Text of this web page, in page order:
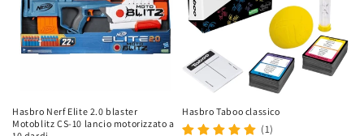
Hasbro Nerf Elite 2.0 blaster
Motoblitz CS-10 lancio motorizzato a
Hasbro Taboo classico
(1)